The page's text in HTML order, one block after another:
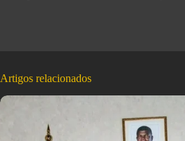
Artigos relacionados